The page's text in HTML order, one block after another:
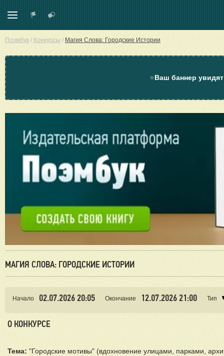
Поэмбук / Конкурсы / Магия Слова: Городские Истории
⭐Ваш баннер
МАГИЯ СЛОВА: ГОРОДСКИЕ ИСТОРИИ
Начало 02.07.2026 20:05 Окончание 12.07.2026 21:00 Тип
О КОНКУРСЕ
Тема: "Городские мотивы" (вдохновение улицами, парками,